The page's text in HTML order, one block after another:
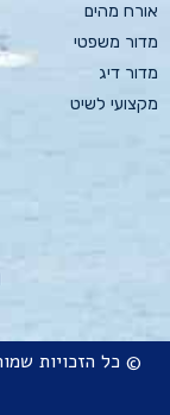
אורח מהים
מדור משפטי
מדור דיג
מקצועי לשיט
© כל הזכויות